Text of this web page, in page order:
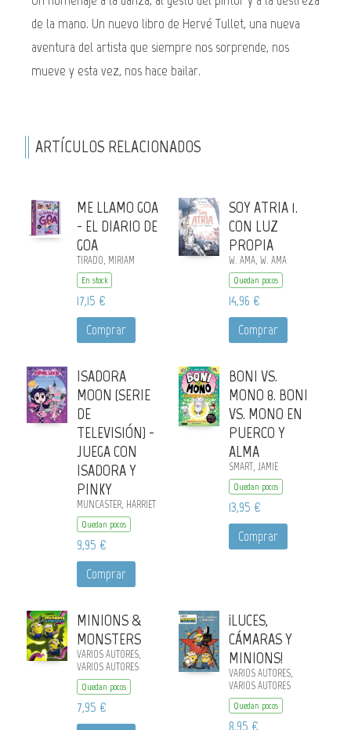
de la mano. Un nuevo libro de Hervé Tullet, una nueva
aventura del artista que siempre nos sorprende, nos
mueve y esta vez, nos hace bailar.
ARTÍCULOS RELACIONADOS
ME LLAMO GOA
- EL DIARIO DE
GOA
TIRADO, MIRIAM
En stock
17,15 €
Comprar
SOY ATRIA 1.
CON LUZ
PROPIA
W. AMA, W. AMA
Quedan pocos
14,96 €
Comprar
ISADORA
MOON (SERIE
DE
TELEVISIÓN) -
JUEGA CON
ISADORA Y
PINKY
MUNCASTER, HARRIET
Quedan pocos
9,95 €
Comprar
BONI VS.
MONO 8. BONI
VS. MONO EN
PUERCO Y
ALMA
SMART, JAMIE
Quedan pocos
13,95 €
Comprar
MINIONS &
MONSTERS
VARIOS AUTORES,
VARIOS AUTORES
Quedan pocos
7,95 €
¡LUCES,
CÁMARAS Y
MINIONS!
VARIOS AUTORES,
VARIOS AUTORES
Quedan pocos
8,95 €